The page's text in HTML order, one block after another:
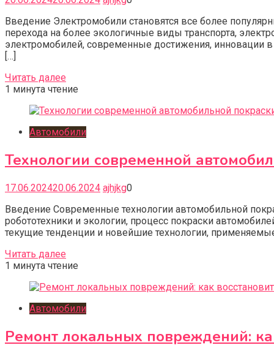
Введение Электромобили становятся все более
перехода на более экологичные виды транспорта,
электромобилей, современные достижения, инновации
[…]
Читать далее
1 минута чтение
Автомобили
Технологии современной
17.06.202420.06.2024 ajhjkg0
Введение Современные технологии автомобильной
робототехники и экологии, процесс покраски
текущие тенденции и новейшие технологии,
Читать далее
1 минута чтение
Автомобили
Ремонт локальных повреждений: